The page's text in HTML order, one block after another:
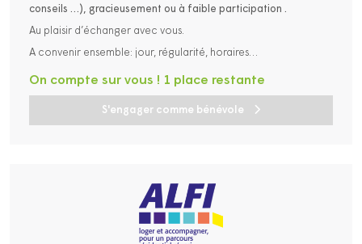
conseils …), gracieusement ou à faible participation .
Au plaisir d’échanger avec vous.
A convenir ensemble: jour, régularité, horaires…
S'engager comme bénévole
On compte sur vous ! 1 place restante